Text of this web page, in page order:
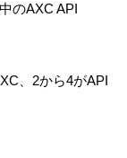
のAXC API
、2から4がAPI